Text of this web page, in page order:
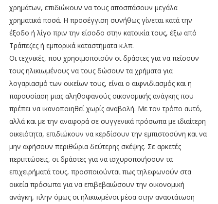
χρημάτων, επιδιώκουν να τους αποσπάσουν μεγάλα
χρηματικά ποσά. Η προσέγγιση συνήθως γίνεται κατά την
έξοδο ή λίγο πριν την είσοδο στην κατοικία τους, έξω από
Τράπεζες ή εμπορικά καταστήματα κ.λπ.
Οι τεχνικές, που χρησιμοποιούν οι δράστες για να πείσουν
τους ηλικιωμένους να τους δώσουν τα χρήματα για
λογαριασμό των οικείων τους, είναι ο αιφνιδιασμός και η
παρουσίαση μιας αληθοφανούς οικονομικής ανάγκης που
πρέπει να ικανοποιηθεί χωρίς αναβολή. Με τον τρόπο αυτό,
αλλά και με την αναφορά σε συγγενικά πρόσωπα με ιδιαίτερη
οικειότητα, επιδιώκουν να κερδίσουν την εμπιστοσύνη και να
μην αφήσουν περιθώρια δεύτερης σκέψης. Σε αρκετές
περιπτώσεις, οι δράστες για να ισχυροποιήσουν τα
επιχειρήματά τους, προσποιούνται πως τηλεφωνούν στα
οικεία πρόσωπα για να επιβεβαιώσουν την οικονομική
ανάγκη, πλην όμως οι ηλικιωμένοι μέσα στην αναστάτωση